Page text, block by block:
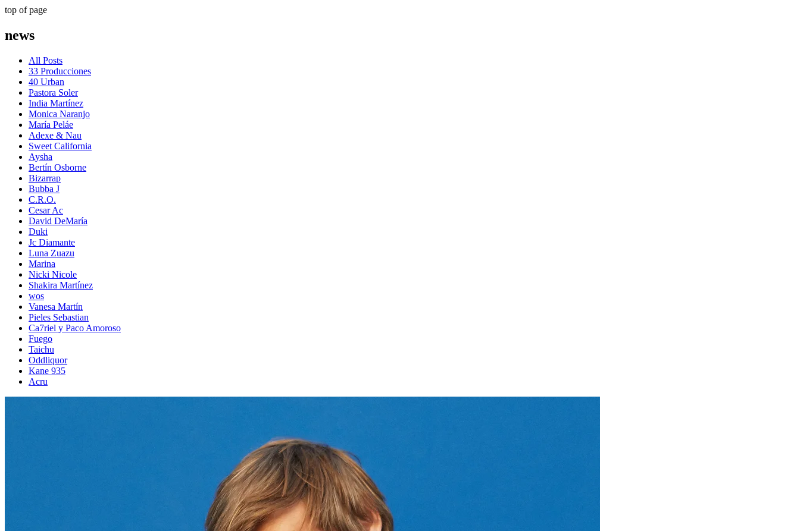
top of page
news
All Posts
33 Producciones
40 Urban
Pastora Soler
India Martínez
Monica Naranjo
María Peláe
Adexe & Nau
Sweet California
Aysha
Bertín Osborne
Bizarrap
Bubba J
C.R.O.
Cesar Ac
David DeMaría
Duki
Jc Diamante
Luna Zuazu
Marina
Nicki Nicole
Shakira Martínez
wos
Vanesa Martín
Pieles Sebastian
Ca7riel y Paco Amoroso
Fuego
Taichu
Oddliquor
Kane 935
Acru